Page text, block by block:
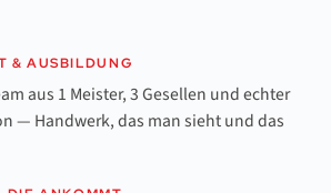
& AUSBILDUNG
aus 1 Meister, 3 Gesellen und echter
— Handwerk, das man sieht und das